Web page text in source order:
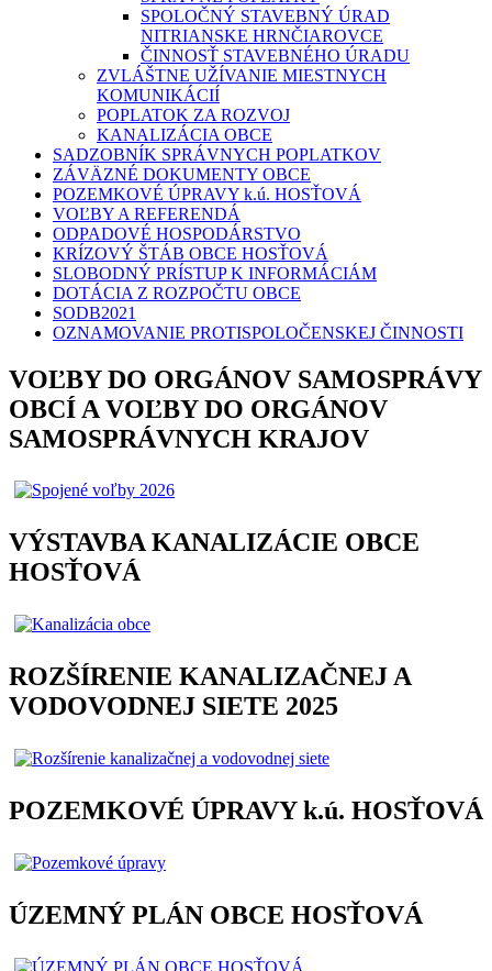
SPOLOČNÝ STAVEBNÝ ÚRAD
NITRIANSKE HRNČIAROVCE
ČINNOSŤ STAVEBNÉHO ÚRADU
ZVLÁŠTNE UŽÍVANIE MIESTNYCH
KOMUNIKÁCIÍ
POPLATOK ZA ROZVOJ
KANALIZÁCIA OBCE
SADZOBNÍK SPRÁVNYCH POPLATKOV
ZÁVÄZNÉ DOKUMENTY OBCE
POZEMKOVÉ ÚPRAVY k.ú. HOSŤOVÁ
VOĽBY A REFERENDÁ
ODPADOVÉ HOSPODÁRSTVO
KRÍZOVÝ ŠTÁB OBCE HOSŤOVÁ
SLOBODNÝ PRÍSTUP K INFORMÁCIÁM
DOTÁCIA Z ROZPOČTU OBCE
SODB2021
OZNAMOVANIE PROTISPOLOČENSKEJ ČINNOSTI
VOĽBY DO ORGÁNOV SAMOSPRÁVY
OBCÍ A VOĽBY DO ORGÁNOV
SAMOSPRÁVNYCH KRAJOV
VÝSTAVBA KANALIZÁCIE OBCE
HOSŤOVÁ
ROZŠÍRENIE KANALIZAČNEJ A
VODOVODNEJ SIETE 2025
POZEMKOVÉ ÚPRAVY k.ú. HOSŤOVÁ
ÚZEMNÝ PLÁN OBCE HOSŤOVÁ